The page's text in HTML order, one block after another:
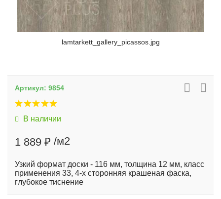
lamtarkett_gallery_picassos.jpg
Артикул: 9854
В наличии
1 889 ₽ /м2
Узкий формат доски - 116 мм, толщина 12 мм, класс
применения 33, 4-х сторонняя крашеная фаска,
глубокое тиснение